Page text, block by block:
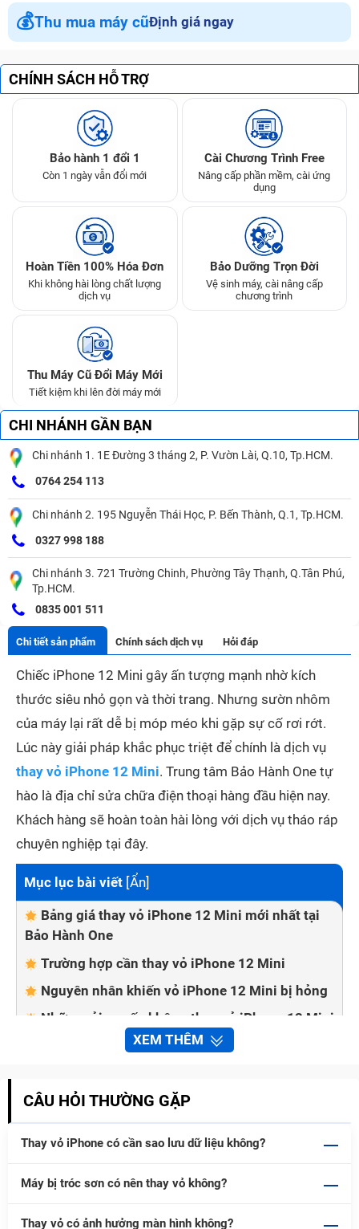
💰Thu mua máy cũĐịnh giá ngay
CHÍNH SÁCH HỖ TRỢ
Bảo hành 1 đổi 1
Còn 1 ngày vẫn đổi mới
Cài Chương Trình Free
Nâng cấp phần mềm, cài ứng
dụng
Hoàn Tiền 100% Hóa Đơn
Khi không hài lòng chất lượng
dịch vụ
Bảo Dưỡng Trọn Đời
Vệ sinh máy, cài nâng cấp
chương trình
Thu Máy Cũ Đổi Máy Mới
Tiết kiệm khi lên đời máy mới
CHI NHÁNH GẦN BẠN
Chi nhánh 1. 1E Đường 3 tháng 2, P. Vườn Lài, Q.10, Tp.HCM.
0764 254 113
Chi nhánh 2. 195 Nguyễn Thái Học, P. Bến Thành, Q.1, Tp.HCM.
0327 998 188
Chi nhánh 3. 721 Trường Chinh, Phường Tây Thạnh, Q.Tân Phú,
Tp.HCM.
0835 001 511
Chi tiết sản phẩm Chính sách dịch vụ Hỏi đáp
Chiếc iPhone 12 Mini gây ấn tượng mạnh nhờ kích
thước siêu nhỏ gọn và thời trang. Nhưng sườn nhôm
của máy lại rất dễ bị móp méo khi gặp sự cố rơi rớt.
Lúc này giải pháp khắc phục triệt để chính là dịch vụ
thay vỏ iPhone 12 Mini. Trung tâm Bảo Hành One tự
hào là địa chỉ sửa chữa điện thoại hàng đầu hiện nay.
Khách hàng sẽ hoàn toàn hài lòng với dịch vụ tháo ráp
chuyên nghiệp tại đây.
Mục lục bài viết [Ẩn]
Bảng giá thay vỏ iPhone 12 Mini mới nhất tại
Bảo Hành One
Trường hợp cần thay vỏ iPhone 12 Mini
Nguyên nhân khiến vỏ iPhone 12 Mini bị hỏng
Những rủi ro nếu không thay vỏ iPhone 12 Mini
Ưu điểm của dịch vụ thay vỏ iPhone 12 Mini tại
One
XEM THÊM
CÂU HỎI THƯỜNG GẶP
Thay vỏ iPhone có cần sao lưu dữ liệu không?
Máy bị tróc sơn có nên thay vỏ không?
Thay vỏ có ảnh hưởng màn hình không?